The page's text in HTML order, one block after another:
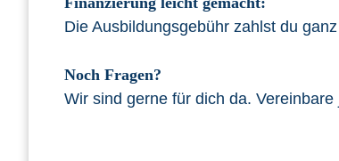
Die Ausbildungsgebühr zahlst du
Noch Fragen?
Wir sind gerne für dich da.